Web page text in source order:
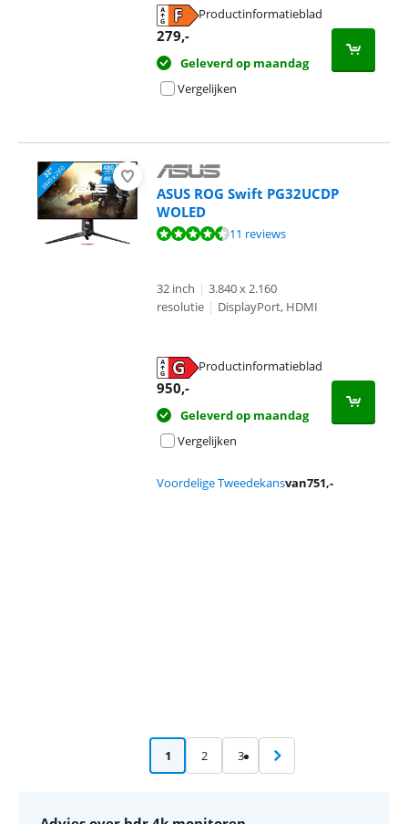
Productinformatieblad
279,-
Geleverd op maandag
Vergelijken
ASUS ROG Swift PG32UCDP
WOLED
Beoordeling is 9,1 van de 10, gebaseerd op 11 reviews.
11 reviews
32 inch | 3.840 x 2.160
resolutie | DisplayPort, HDMI
Productinformatieblad
950,-
Geleverd op maandag
Vergelijken
Voordelige Tweedekansvan751,-
1 2 3